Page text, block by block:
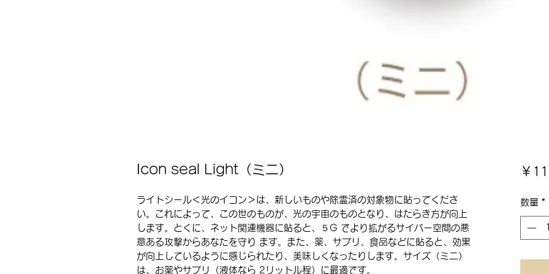
Icon seal Light（ミニ）
ライトシール＜光のイコン＞は、新しいものや除霊済の対象物に貼ってくださ
い。これによって、この世のものが、光の宇宙のものとなり、はたらき方が向上
します。とくに、ネット関連機器に貼ると、５G でより拡がるサイバー空間の悪
意ある攻撃からあなたを守り ます。また、薬、サプリ、食品などに貼ると、効果
が向上しているように感じられたり、美味しくなったりします。サイズ（ミニ）
は、お薬やサプリ（液体なら 2リットル程）に最適です。
￥
数量 *